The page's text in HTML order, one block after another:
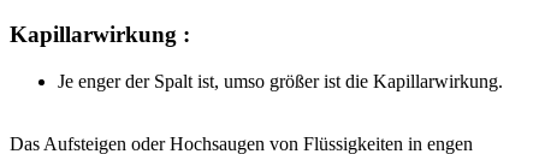
Kapillarwirkung :
Je enger der Spalt ist, umso größer ist die Kapillarwirkung.
Das Aufsteigen oder Hochsaugen von Flüssigkeiten in engen